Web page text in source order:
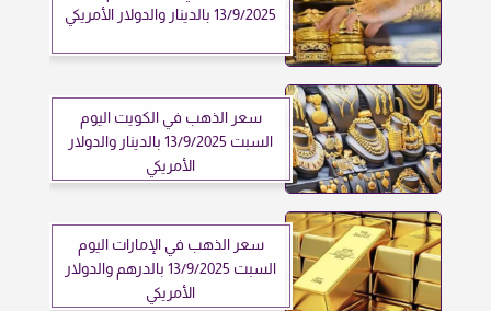
13/9/2025 بالدينار والدولار الأمريكي
سعر الذهب في الكويت اليوم
السبت 13/9/2025 بالدينار والدولار
الأمريكي
سعر الذهب في الإمارات اليوم
السبت 13/9/2025 بالدرهم والدولار
الأمريكي